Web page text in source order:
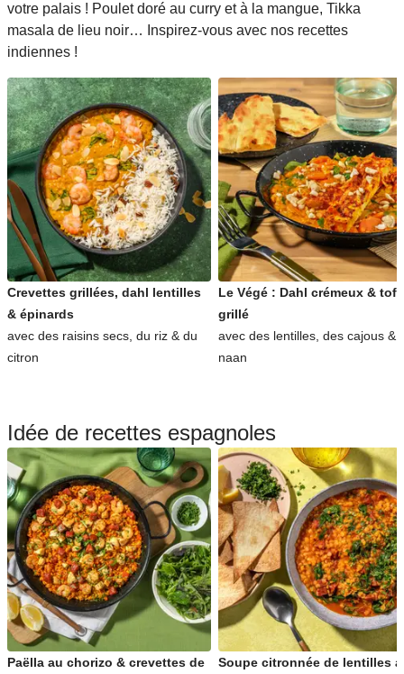
votre palais ! Poulet doré au curry et à la mangue, Tikka
masala de lieu noir… Inspirez-vous avec nos recettes
indiennes !
Crevettes grillées, dahl lentilles
& épinards
avec des raisins secs, du riz & du
citron
Le Végé : Dahl crémeux & tofu
grillé
avec des lentilles, des cajous &
naan
Idée de recettes espagnoles
Paëlla au chorizo & crevettes de
Soupe citronnée de lentilles